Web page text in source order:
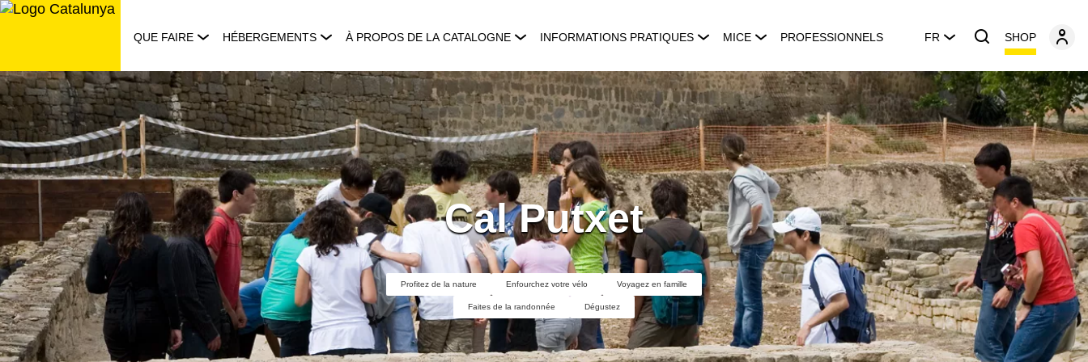
Aller
QUE FAIRE HÉBERGEMENTS À PROPOS DE LA CATALOGNE INFORMATIONS PRATIQUES MICE PROFESSIONNELS FR SHOP
Cal Putxet
Profitez de la nature Enfourchez votre vélo Voyagez en famille
Faites de la randonnée Dégustez